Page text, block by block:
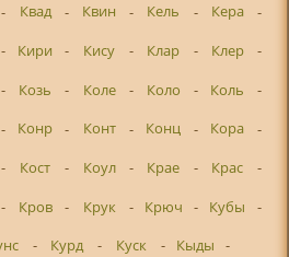
- Квад - Квин - Кель - Кера
-
- Кири - Кису - Клар - Клер
-
- Козь - Коле - Коло - Коль
-
- Конр - Конт - Конц - Кора
-
- Кост - Коул - Крае - Крас
-
- Кров - Крук - Крюч - Кубы
-
- Курд - Куск - Кыды -